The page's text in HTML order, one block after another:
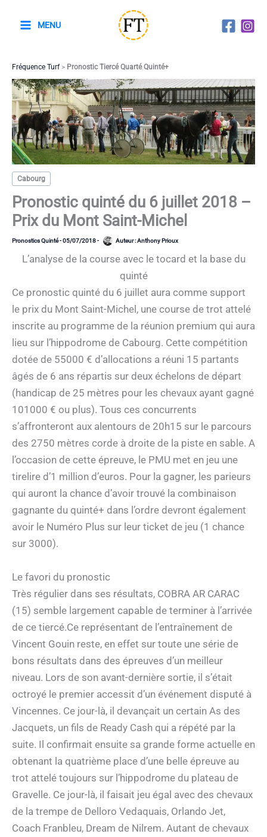
MENU
Fréquence Turf> Pronostic Tiercé Quarté Quinté+
Cabourg
Pronostic quinté du 6 juillet 2018 –
Prix du Mont Saint-Michel
Pronostics Quinté-05/07/2018- Auteur :Anthony Prioux
L’analyse de la course avec le tocard et la base du
quinté
Ce pronostic quinté du 6 juillet aura comme support
le prix du Mont Saint-Michel, une course de trot attelé
inscrite au programme de la réunion premium qui aura
lieu sur l’hippodrome de Cabourg. Cette compétition
dotée de 55000 € d’allocations a réuni 15 partants
âgés de 6 ans répartis sur deux échelons de départ
(handicap de 25 mètres pour les chevaux ayant gagné
101000 € ou plus). Tous ces concurrents
s’affronteront aux alentours de 20h15 sur le parcours
des 2750 mètres corde à droite de la piste en sable. A
l’occasion de cette épreuve, le PMU met en jeu une
tirelire d’1 million d’euros. Pour la gagner, les parieurs
qui auront la chance d’avoir trouvé la combinaison
gagnante du quinté+ dans l’ordre devront également
avoir le Numéro Plus sur leur ticket de jeu (1 chance
sur 3000).
Le favori du pronostic
Très régulier dans ses résultats, COBRA AR CARAC
(15) semble largement capable de terminer à l’arrivée
de ce tiercé.Ce représentant de l’entraînement de
Vincent Gouin reste, en effet sur toute une série de
bons résultats dans des épreuves d’un meilleur
niveau. Lors de son avant-dernière sortie, il s’était
octroyé le premier accessit d’un événement disputé à
Vincennes. Ce jour-là, il devançait un certain As des
Jacquets, un fils de Ready Cash qui a répété par la
suite. Il confirmait ensuite sa grande forme actuelle en
obtenant la quatrième place d’une belle épreuve au
trot attelé toujours sur l’hippodrome du plateau de
Gravelle. Ce jour-là, il faisait jeu égal avec des chevaux
de la trempe de Delloro Vedaquais, Orlando Jet,
Coach Franbleu, Dream de Nilrem. Autant de chevaux